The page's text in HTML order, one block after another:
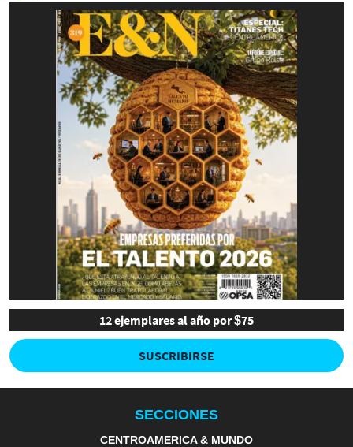
12 ejemplares al año por $75
SUSCRIBIRSE
SECCIONES
CENTROAMERICA & MUNDO